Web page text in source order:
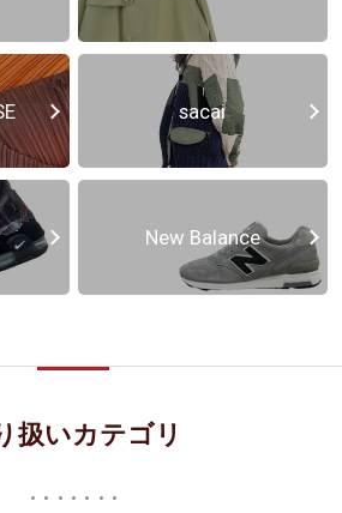
sacai
New Balance
扱いカテゴリ